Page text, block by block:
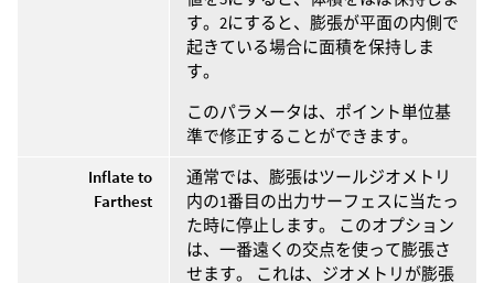
す。2にすると、膨張が平面の内側で
起きている場合に面積を保持しま
す。
このパラメータは、ポイント単位基
準で修正することができます。
Inflate to
Farthest
通常では、膨張はツールジオメトリ
内の1番目の出力サーフェスに当たっ
た時に停止します。 このオプション
は、一番遠くの交点を使って膨張さ
せます。 これは、ジオメトリが膨張